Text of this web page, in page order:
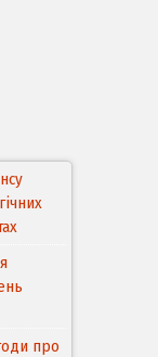
про